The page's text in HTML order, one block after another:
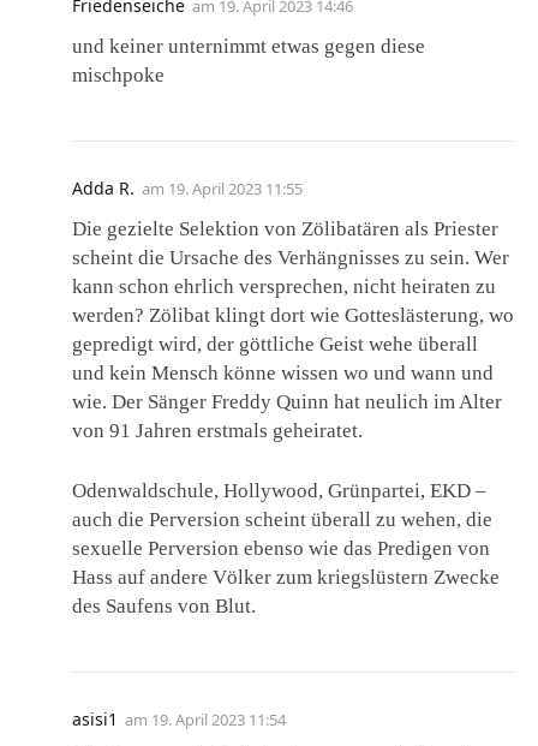
Friedenseiche am 19. April 2023 14:46
und keiner unternimmt etwas gegen diese
mischpoke
Adda R. am 19. April 2023 11:55
Die gezielte Selektion von Zölibatären als Priester
scheint die Ursache des Verhängnisses zu sein. Wer
kann schon ehrlich versprechen, nicht heiraten zu
werden? Zölibat klingt dort wie Gotteslästerung, wo
gepredigt wird, der göttliche Geist wehe überall
und kein Mensch könne wissen wo und wann und
wie. Der Sänger Freddy Quinn hat neulich im Alter
von 91 Jahren erstmals geheiratet.
Odenwaldschule, Hollywood, Grünpartei, EKD –
auch die Perversion scheint überall zu wehen, die
sexuelle Perversion ebenso wie das Predigen von
Hass auf andere Völker zum kriegslüstern Zwecke
des Saufens von Blut.
asisi1 am 19. April 2023 11:54